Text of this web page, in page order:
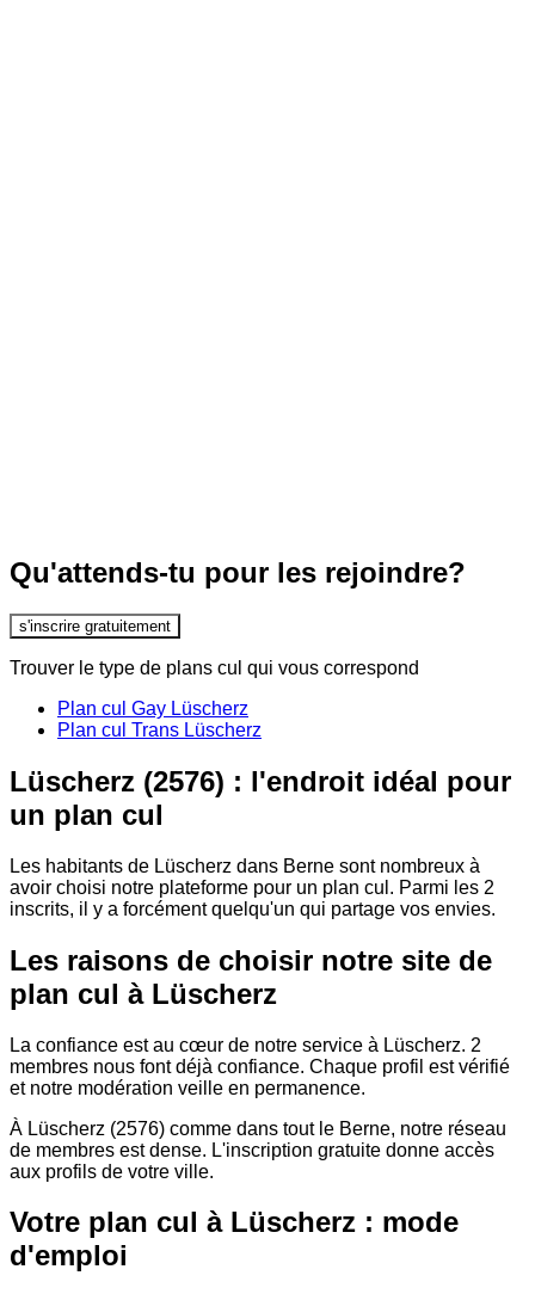
Qu'attends-tu pour les rejoindre?
s'inscrire gratuitement
Trouver le type de plans cul qui vous correspond
Plan cul Gay Lüscherz
Plan cul Trans Lüscherz
Lüscherz (2576) : l'endroit idéal pour
un plan cul
Les habitants de Lüscherz dans Berne sont nombreux à
avoir choisi notre plateforme pour un plan cul. Parmi les 2
inscrits, il y a forcément quelqu'un qui partage vos envies.
Les raisons de choisir notre site de
plan cul à Lüscherz
La confiance est au cœur de notre service à Lüscherz. 2
membres nous font déjà confiance. Chaque profil est vérifié
et notre modération veille en permanence.
À Lüscherz (2576) comme dans tout le Berne, notre réseau
de membres est dense. L'inscription gratuite donne accès
aux profils de votre ville.
Votre plan cul à Lüscherz : mode
d'emploi